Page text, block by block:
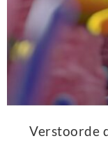
Verstoorde